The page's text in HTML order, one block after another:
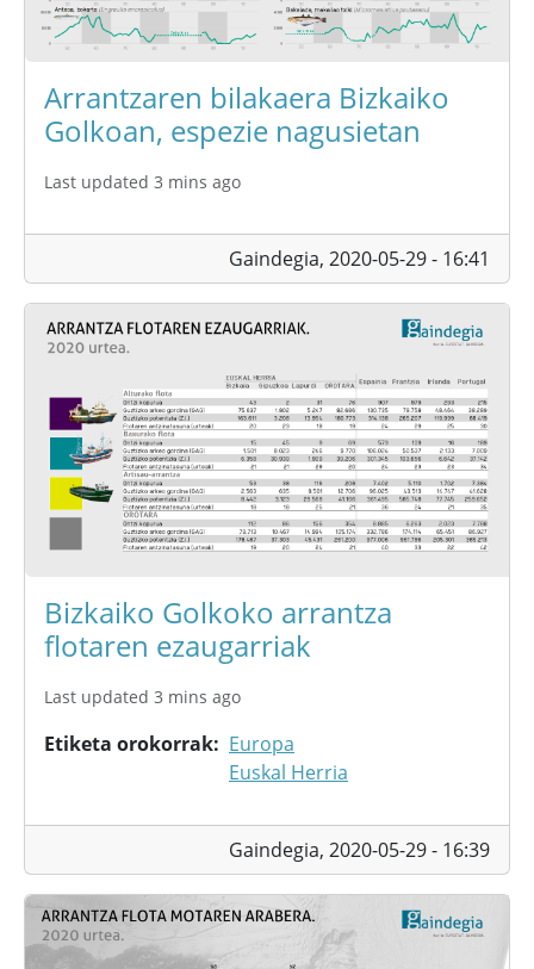
Arrantzaren bilakaera Bizkaiko
Golkoan, espezie nagusietan
Last updated 3 mins ago
Gaindegia, 2020-05-29 - 16:41
Bizkaiko Golkoko arrantza
flotaren ezaugarriak
Last updated 3 mins ago
Etiketa orokorrak
Europa
Euskal Herria
Gaindegia, 2020-05-29 - 16:39